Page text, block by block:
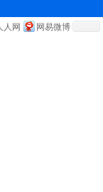
人网 网易微博